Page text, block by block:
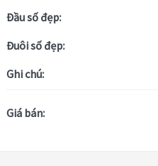
Đầu số đẹp:
Đuôi số đẹp:
Ghi chú:
Giá bán: